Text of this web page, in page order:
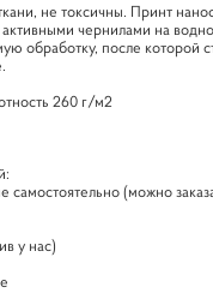
не токсичны. Принт
чернилами на
обработку, после которой
260 г/м2
самостоятельно (можно
у нас)